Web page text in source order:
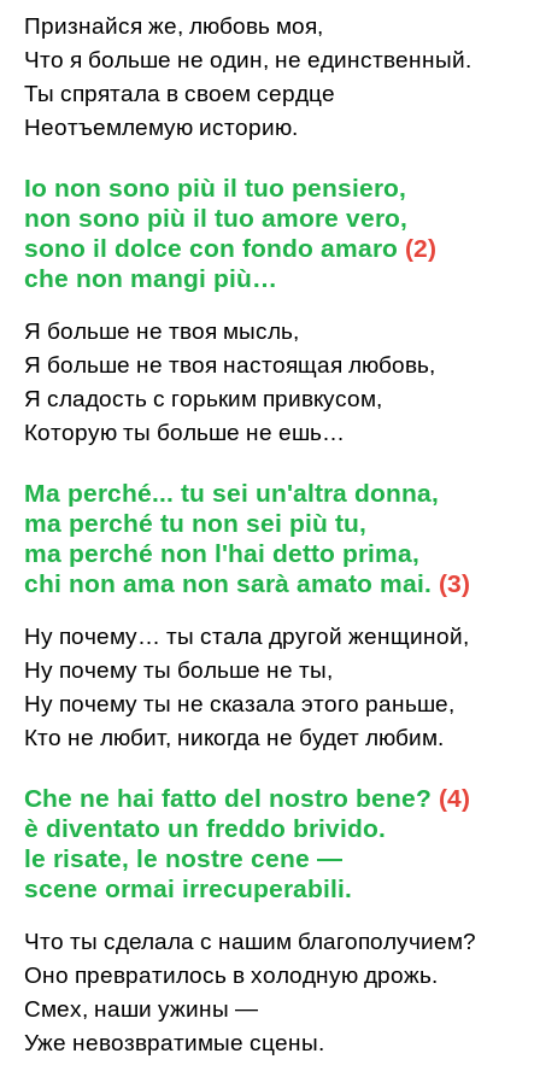
Признайся же, любовь моя,
Что я больше не один, не единственный.
Ты спрятала в своем сердце
Неотъемлемую историю.
Io non sono più il tuo pensiero,
non sono più il tuo amore vero,
sono il dolce con fondo amaro (2)
che non mangi più…
Я больше не твоя мысль,
Я больше не твоя настоящая любовь,
Я сладость с горьким привкусом,
Которую ты больше не ешь…
Ma perché... tu sei un'altra donna,
ma perché tu non sei più tu,
ma perché non l'hai detto prima,
chi non ama non sarà amato mai. (3)
Ну почему… ты стала другой женщиной,
Ну почему ты больше не ты,
Ну почему ты не сказала этого раньше,
Кто не любит, никогда не будет любим.
Che ne hai fatto del nostro bene? (4)
è diventato un freddo brivido.
le risate, le nostre cene —
scene ormai irrecuperabili.
Что ты сделала с нашим благополучием?
Оно превратилось в холодную дрожь.
Смех, наши ужины —
Уже невозвратимые сцены.